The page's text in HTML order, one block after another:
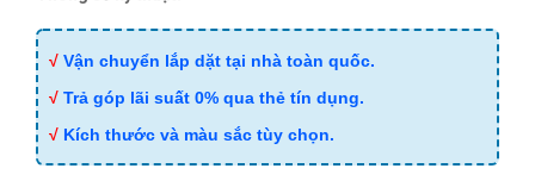
√ Vận chuyển lắp dặt tại nhà toàn quốc.
√ Trả góp lãi suất 0% qua thẻ tín dụng.
√ Kích thước và màu sắc tùy chọn.